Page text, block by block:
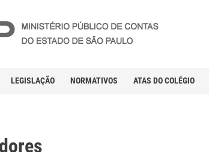
LEGISLAÇÃO NORMATIVOS ATAS DO COLÉGIO